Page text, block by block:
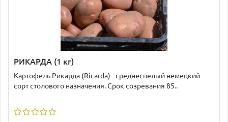
РИКАРДА (1 кг)
Картофель Рикарда (Ricarda) - среднеспелый немецкий
сорт столового назначения. Срок созревания 85..